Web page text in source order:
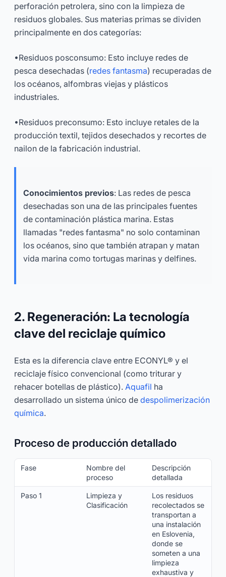
perforación petrolera, sino con la limpieza de
residuos globales. Sus materias primas se dividen
principalmente en dos categorías:
•Residuos posconsumo: Esto incluye redes de
pesca desechadas (redes fantasma) recuperadas de
los océanos, alfombras viejas y plásticos
industriales.
•Residuos preconsumo: Esto incluye retales de la
producción textil, tejidos desechados y recortes de
nailon de la fabricación industrial.
Conocimientos previos: Las redes de pesca
desechadas son una de las principales fuentes
de contaminación plástica marina. Estas
llamadas "redes fantasma" no solo contaminan
los océanos, sino que también atrapan y matan
vida marina como tortugas marinas y delfines.
2. Regeneración: La tecnología
clave del reciclaje químico
Esta es la diferencia clave entre ECONYL® y el
reciclaje físico convencional (como triturar y
rehacer botellas de plástico). Aquafil ha
desarrollado un sistema único de despolimerización
química.
Proceso de producción detallado
Fase
Nombre del
proceso
Descripción
detallada
Paso 1
Limpieza y
Clasificación
Los residuos
recolectados se
transportan a
una instalación
en Eslovenia,
donde se
someten a una
limpieza
exhaustiva y